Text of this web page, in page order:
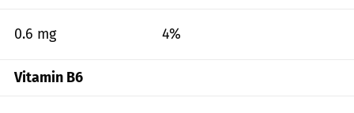
0.6 mg 4%
Vitamin B6